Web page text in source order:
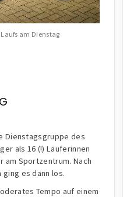
am Dienstag
Dienstagsgruppe des
als 16 (!) Läuferinnen
am Sportzentrum. Nach
es dann los.
Tempo auf einem